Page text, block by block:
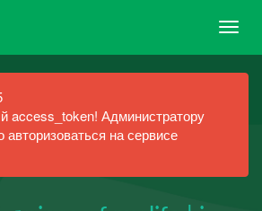
access_token! Администратору
на сервисе